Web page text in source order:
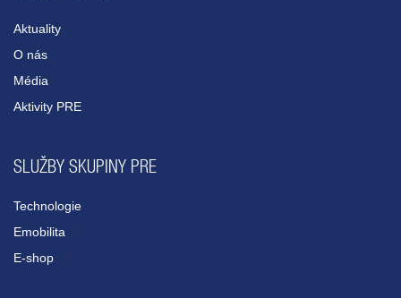
Aktuality
O nás
Média
Aktivity PRE
SLUŽBY SKUPINY PRE
Technologie
Emobilita
E-shop